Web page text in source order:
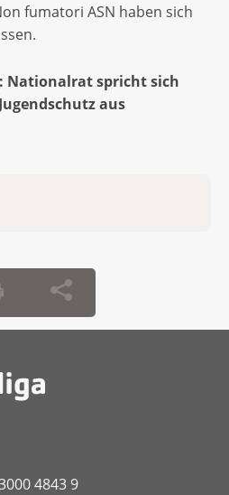
fumatori ASN haben sich
Nationalrat spricht sich
aus
4843 9